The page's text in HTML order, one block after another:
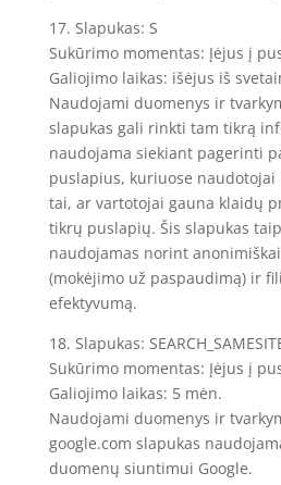
17. Slapukas: S
Sukūrimo momentas: Įėjus į
Galiojimo laikas: išėjus iš
Naudojami duomenys ir
slapukas gali rinkti tam tikrą
naudojama siekiant pagerinti
puslapius, kuriuose
tai, ar vartotojai gauna klaidų
tikrų puslapių. Šis slapukas
naudojamas norint
(mokėjimo už paspaudimą) ir
efektyvumą.
18. Slapukas:
Sukūrimo momentas: Įėjus į
Galiojimo laikas: 5 mėn.
Naudojami duomenys ir
google.com slapukas
duomenų siuntimui Google.